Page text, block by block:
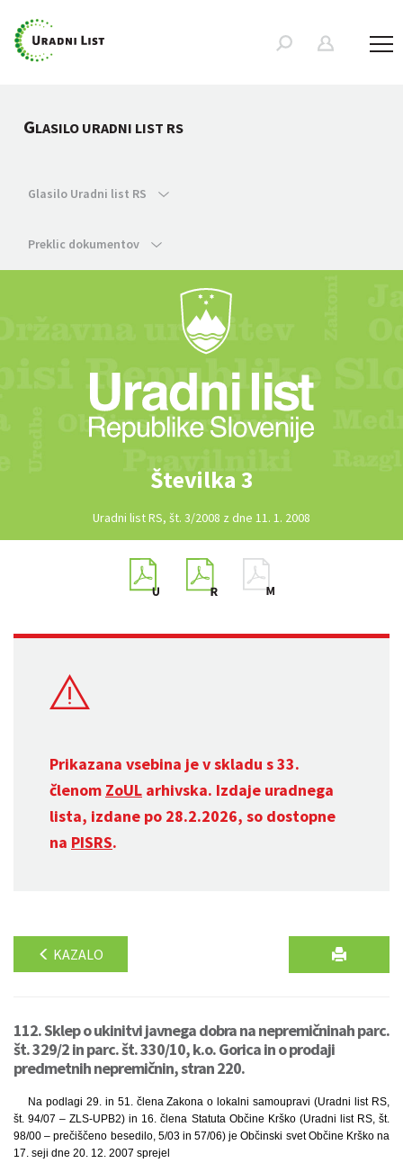
GLASILO URADNI LIST RS
Glasilo Uradni list RS
Preklic dokumentov
Številka 3
Uradni list RS, št. 3/2008 z dne 11. 1. 2008
Prikazana vsebina je v skladu s 33.
členom ZoUL arhivska. Izdaje uradnega
lista, izdane po 28.2.2026, so dostopne
na PISRS.
KAZALO
112. Sklep o ukinitvi javnega dobra na nepremičninah parc.
št. 329/2 in parc. št. 330/10, k.o. Gorica in o prodaji
predmetnih nepremičnin, stran 220.
Na podlagi 29. in 51. člena Zakona o lokalni samoupravi (Uradni list RS,
št. 94/07 – ZLS-UPB2) in 16. člena Statuta Občine Krško (Uradni list RS, št.
98/00 – prečiščeno besedilo, 5/03 in 57/06) je Občinski svet Občine Krško na
17. seji dne 20. 12. 2007 sprejel